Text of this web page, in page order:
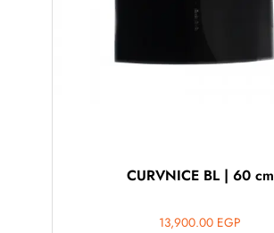
CURVNICE BL | 60 cm
13,900.00 EGP